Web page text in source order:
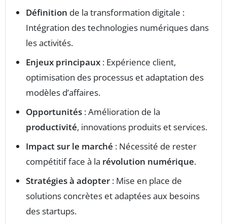
Définition de la transformation digitale :
Intégration des technologies numériques dans
les activités.
Enjeux principaux : Expérience client,
optimisation des processus et adaptation des
modèles d’affaires.
Opportunités : Amélioration de la
productivité, innovations produits et services.
Impact sur le marché : Nécessité de rester
compétitif face à la révolution numérique.
Stratégies à adopter : Mise en place de
solutions concrètes et adaptées aux besoins
des startups.